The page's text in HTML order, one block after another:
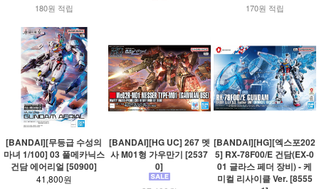
180원 적립 170원 적립
[BANDAI][무등급 수성의
마녀 1/100] 03 풀메카닉스
건담 에어리얼 [50900]
41,800원
[BANDAI][HG UC] 267 멧
사 M01형 가우만기 [2537
0]
[BANDAI][HG][엑스포202
5] RX-78F00/E 건담(EX-0
01 글라스 페더 장비) - 케
미컬 리사이클 Ver. [8555